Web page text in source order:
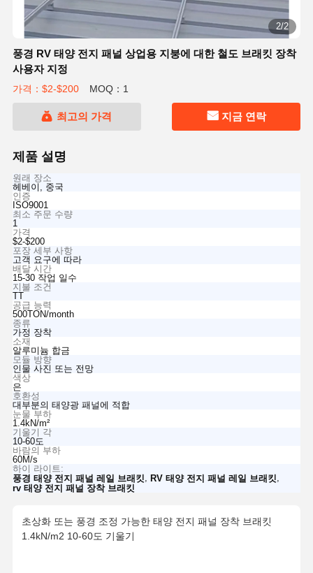
2/2
풍경 RV 태양 전지 패널 상업용 지붕에 대한 철도 브래킷 장착
사용자 지정
가격：$2-$200 MOQ：1
최고의 가격 지금 연락
제품 설명
원래 장소
헤베이, 중국
인증
ISO9001
최소 주문 수량
1
가격
$2-$200
포장 세부 사항
고객 요구에 따라
배달 시간
15-30 작업 일수
지불 조건
TT
공급 능력
500TON/month
종류
가정 장착
소재
알루미늄 합금
모듈 방향
인물 사진 또는 전망
색상
은
호환성
대부분의 태양광 패널에 적합
눈물 부하
1.4kN/m²
기울기 각
10-60도
바람의 부하
60M/s
하이 라이트:
풍경 태양 전지 패널 레일 브래킷
RV 태양 전지 패널 레일 브래킷
rv 태양 전지 패널 장착 브래킷
초상화 또는 풍경 조정 가능한 태양 전지 패널 장착 브래킷
1.4kN/m2 10-60도 기울기